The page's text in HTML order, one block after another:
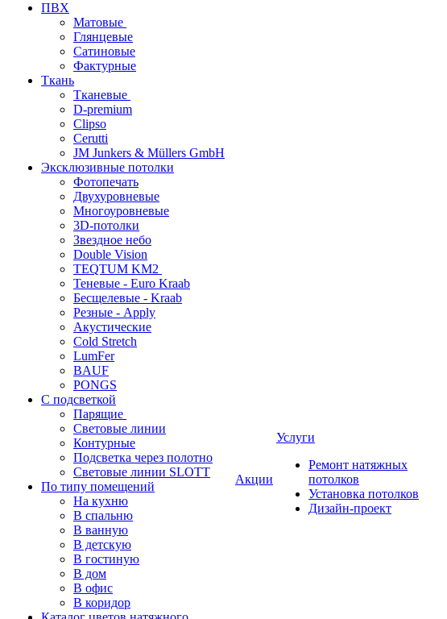
ПВХ
Матовые
Глянцевые
Сатиновые
Фактурные
Ткань
Тканевые
D-premium
Clipso
Cerutti
JM Junkers & Müllers GmbH
Эксклюзивные потолки
Фотопечать
Двухуровневые
Многоуровневые
3D-потолки
Звездное небо
Double Vision
TEQTUM KM2
Теневые - Euro Kraab
Бесщелевые - Kraab
Резные - Apply
Акустические
Cold Stretch
LumFer
BAUF
PONGS
С подсветкой
Парящие
Световые линии
Контурные
Подсветка через полотно
Световые линии SLOTT
По типу помещений
На кухню
В спальню
В ванную
В детскую
В гостиную
В дом
В офис
В коридор
Акции
Услуги
Ремонт натяжных
потолков
Установка потолков
Дизайн-проект